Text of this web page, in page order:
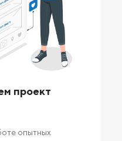
проект
опытных